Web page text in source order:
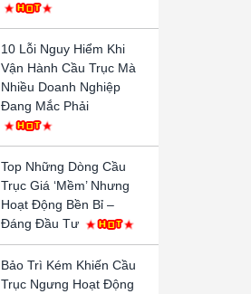
10 Lỗi Nguy Hiểm Khi
Vận Hành Cầu Trục Mà
Nhiều Doanh Nghiệp
Đang Mắc Phải
Top Những Dòng Cầu
Trục Giá ‘Mềm’ Nhưng
Hoạt Động Bền Bỉ –
Đáng Đầu Tư
Bảo Trì Kém Khiến Cầu
Trục Ngưng Hoạt Động